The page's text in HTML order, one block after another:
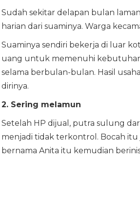
Sudah sekitar delapan bulan
harian dari suaminya. Warga
Suaminya sendiri bekerja di luar
uang untuk memenuhi kebutuhan
selama berbulan-bulan. Hasil
dirinya.
2. Sering melamun
Setelah HP dijual, putra sulung
menjadi tidak terkontrol. Bocah
bernama Anita itu kemudian